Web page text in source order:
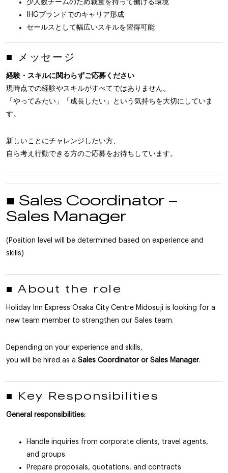
少人数チームのため裁量を持って働ける環境
IHGブランドでのキャリア形成
セールスとして幅広いスキルを習得可能
■ メッセージ
経験・スキルに関わらずご応募ください
現時点での経験やスキルがすべてではありません。
「やってみたい」「成長したい」という気持ちを大切にしていま
す。
新しいことにチャレンジしたい方、
自ら考え行動できる方のご応募をお待ちしています。
■ Sales Coordinator –
Sales Manager
(Position level will be determined based on experience and
skills)
■ About the role
Holiday Inn Express Osaka City Centre Midosuji is looking for a
new team member to strengthen our Sales team.
Depending on your experience and skills,
you will be hired as a Sales Coordinator or Sales Manager.
■ Key Responsibilities
General responsibilities:
Handle inquiries from corporate clients, travel agents,
and groups
Prepare proposals, quotations, and contracts